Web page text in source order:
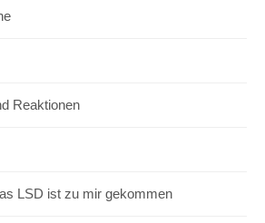
Reaktionen
LSD ist zu mir gekommen